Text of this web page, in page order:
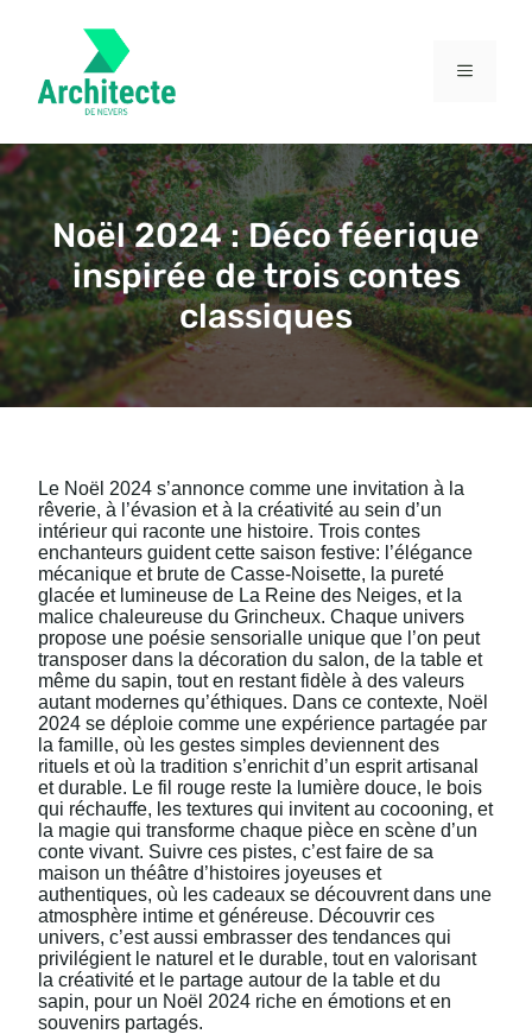
MENU
Noël 2024 : Déco féerique
inspirée de trois contes
classiques
Le Noël 2024 s’annonce comme une invitation à la
rêverie, à l’évasion et à la créativité au sein d’un
intérieur qui raconte une histoire. Trois contes
enchanteurs guident cette saison festive: l’élégance
mécanique et brute de Casse-Noisette, la pureté
glacée et lumineuse de La Reine des Neiges, et la
malice chaleureuse du Grincheux. Chaque univers
propose une poésie sensorialle unique que l’on peut
transposer dans la décoration du salon, de la table et
même du sapin, tout en restant fidèle à des valeurs
autant modernes qu’éthiques. Dans ce contexte, Noël
2024 se déploie comme une expérience partagée par
la famille, où les gestes simples deviennent des
rituels et où la tradition s’enrichit d’un esprit artisanal
et durable. Le fil rouge reste la lumière douce, le bois
qui réchauffe, les textures qui invitent au cocooning, et
la magie qui transforme chaque pièce en scène d’un
conte vivant. Suivre ces pistes, c’est faire de sa
maison un théâtre d’histoires joyeuses et
authentiques, où les cadeaux se découvrent dans une
atmosphère intime et généreuse. Découvrir ces
univers, c’est aussi embrasser des tendances qui
privilégient le naturel et le durable, tout en valorisant
la créativité et le partage autour de la table et du
sapin, pour un Noël 2024 riche en émotions et en
souvenirs partagés.